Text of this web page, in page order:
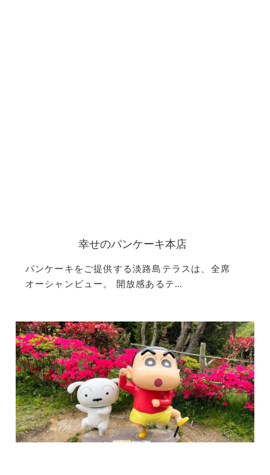
幸せのパンケーキ本店
パンケーキをご提供する淡路島テラスは、全席
オーシャンビュー。 開放感あるテ…